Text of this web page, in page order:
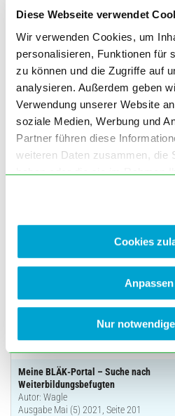
Diese Webseite verwendet
Wir verwenden Cookies, um
personalisieren, Funktionen für
zu können und die Zugriffe auf
analysieren. Außerdem geben
Verwendung unserer Website
soziale Medien, Werbung und
Partner führen diese
weiteren Daten zusammen, die
haben oder die sie im Rahmen
Cookies, wenn Sie unsere
Cookies
Anpassen
Nur
Fragen zum Titelthema
BLÄK KOMPAKT
ärztliche Gelöbnis
Ausgabe Mai (5) 2021, Seite 198
Einstellungsuntersuchungen von
durch Hausärztinnen und Hausärzte
Rezept für Bewegung im ärztlichen
Beratungsgespräch
MFA goes social media
Meine BLÄK-Portal – Suche nach
Weiterbildungsbefugten
Autor: Wagle
Ausgabe Mai (5) 2021, Seite 201